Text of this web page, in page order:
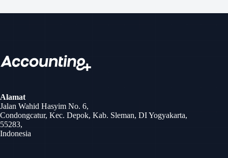
Alamat
Jalan Wahid Hasyim No. 6,
Condongcatur, Kec. Depok, Kab. Sleman, DI Yogyakarta,
55283,
Indonesia